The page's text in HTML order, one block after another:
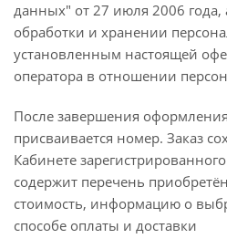
данных" от 27 июля 2006 года,
обработки и хранении
установленным настоящей
оператора в отношении
После завершения
присваивается номер. Заказ
Кабинете
содержит перечень
стоимость, информацию о
способе оплаты и доставки